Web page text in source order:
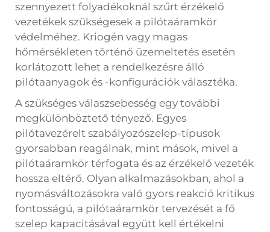
szennyezett folyadékoknál szűrt érzékelő
vezetékek szükségesek a pilótaáramkör
védelméhez. Kriogén vagy magas
hőmérsékleten történő üzemeltetés esetén
korlátozott lehet a rendelkezésre álló
pilótaanyagok és -konfigurációk választéka.
A szükséges válaszsebesség egy további
megkülönböztető tényező. Egyes
pilótavezérelt szabályozószelep-típusok
gyorsabban reagálnak, mint mások, mivel a
pilótaáramkör térfogata és az érzékelő vezeték
hossza eltérő. Olyan alkalmazásokban, ahol a
nyomásváltozásokra való gyors reakció kritikus
fontosságú, a pilótaáramkör tervezését a fő
szelep kapacitásával együtt kell értékelni